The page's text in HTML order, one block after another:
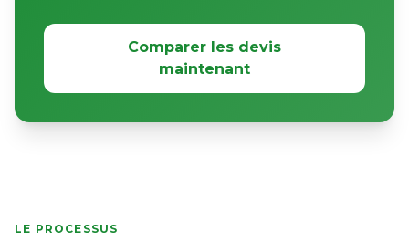
Comparer les devis
maintenant
LE PROCESSUS